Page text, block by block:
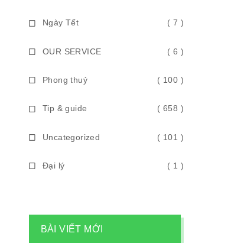
Ngày Tết ( 7 )
OUR SERVICE ( 6 )
Phong thuỷ ( 100 )
Tip & guide ( 658 )
Uncategorized ( 101 )
Đại lý ( 1 )
BÀI VIẾT MỚI